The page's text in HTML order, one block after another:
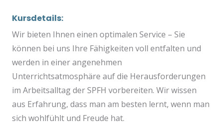
Kursdetails:
Wir bieten Ihnen einen optimalen Service – Sie
können bei uns Ihre Fähigkeiten voll entfalten und
werden in einer angenehmen
Unterrichtsatmosphäre auf die Herausforderungen
im Arbeitsalltag der SPFH vorbereiten. Wir wissen
aus Erfahrung, dass man am besten lernt, wenn man
sich wohlfühlt und Freude hat.